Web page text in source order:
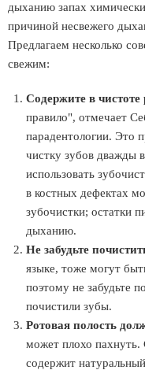
дыханию запах
причиной несвежего
Предлагаем несколько
свежим:
Содержите в чистоте
правило", отмечает
парадентологии. Это
чистку зубов дважды
использовать
в костных дефектах
зубочистки; остатки
дыханию.
Не забудьте
языке, тоже могут
поэтому не забудьте
почистили зубы.
Ротовая полость
может плохо пахнуть.
содержит